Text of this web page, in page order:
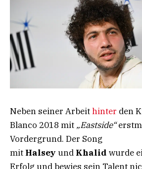
Neben seiner Arbeithinter den
Blanco 2018 mit „Eastside“
Vordergrund. Der Song
mit Halsey und Khalid wurde
Erfolg und bewies sein Talent